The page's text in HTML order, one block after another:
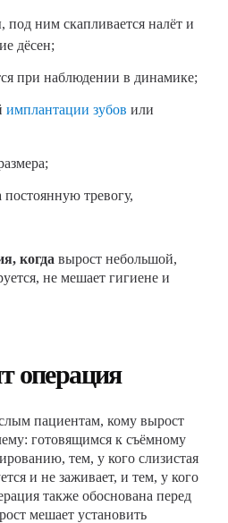
под ним скапливается налёт и
дёсен;
при наблюдении в динамике;
имплантации зубов или
тревогу,
когда вырост небольшой,
не мешает гигиене и
операция
пациентам, кому вырост
готовящимся к съёмному
тем, у кого слизистая
и не заживает, и тем, у кого
также обоснована перед
мешает установить